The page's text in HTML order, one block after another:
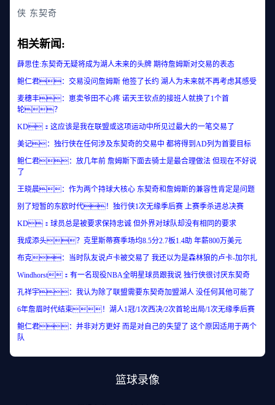
侠 东契奇
相关新闻:
薛思佳:东契奇无疑将成为湖人未来的头牌 期待詹姆斯对交易的表态
鲍仁君：交易没问詹姆斯 他签了长约 湖人为未来就不再考虑其感受
麦穗丰：崽卖爷田不心疼 诺天王钦点的接班人就换了1个首
轮？
KD：这应该是我在联盟或这项运动中所见过最大的一笔交易了
美记：独行侠在任何涉及东契奇的交易中 都将得到AD列为首要目标
鲍仁君：放几年前 詹姆斯下面去骑士是最合理做法 但现在不好说
了
王晓晨：作为两个持球大核心 东契奇和詹姆斯的兼容性肯定是问题
别了短暂的东欧时代！独行侠1次无缘季后赛 上赛季杀进总决赛
KD：球员总是被要求保持忠诚 但外界对球队却没有相同的要求
我成添头？克里斯蒂赛季场均8.5分2.7板1.4助 年薪800万美元
布克：当时队友说卢卡被交易了 我还以为是森林狼的卢卡-加尔扎
Windhorst：有一名现役NBA全明星球员跟我说 独行侠很讨厌东契奇
孔祥宇：我认为除了联盟需要东契奇加盟湖人 没任何其他可能了
6年詹眉时代结束！湖人1冠/1次西决/2次首轮出局/1次无缘季后赛
鲍仁君：并非对方更好 而是对自己的失望了 这个原因适用于两个
队
篮球录像